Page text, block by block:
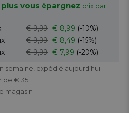
vous épargnez prix par
€ 9,99 € 8,99 (-10%)
€ 9,99 € 8,49 (-15%)
€ 9,99 € 7,99 (-20%)
semaine, expédié aujourd’hui.
de € 35
magasin